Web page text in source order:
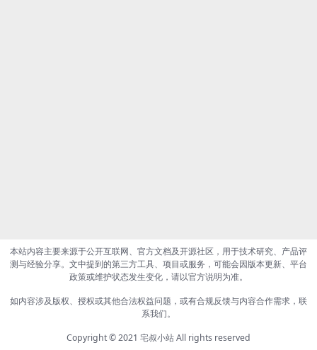
本站内容主要来源于公开互联网、官方文档及开源社区，用于技术研究、产品评
测与经验分享。文中提到的第三方工具、项目或服务，可能会因版本更新、平台
政策或维护状态发生变化，请以官方说明为准。
如内容涉及版权、授权或其他合法权益问题，或有合规反馈与内容合作需求，联
系我们。
Copyright © 2021 宅叔小站All rights reserved